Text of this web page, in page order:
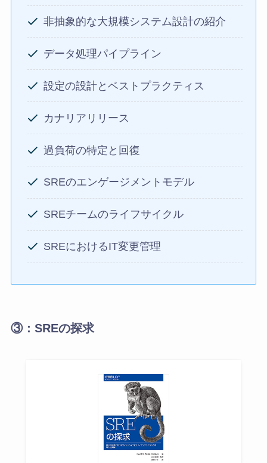
非抽象的な大規模システム設計の紹介
データ処理パイプライン
設定の設計とベストプラクティス
カナリアリリース
過負荷の特定と回復
SREのエンゲージメントモデル
SREチームのライフサイクル
SREにおけるIT変更管理
③：SREの探求